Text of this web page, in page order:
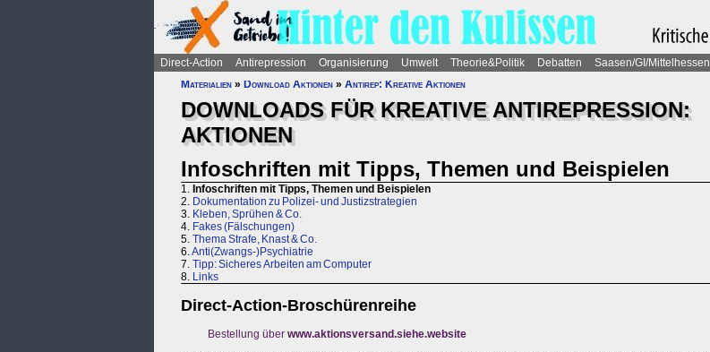
Direct-Action Antirepression Organisierung Umwelt Theorie&Politik Debatten Saasen/GI/Mittelhessen
Materialien » Download Aktionen » Antirep: Kreative Aktionen
DOWNLOADS FÜR KREATIVE ANTIREPRESSION:
AKTIONEN
Infoschriften mit Tipps, Themen und Beispielen
1. Infoschriften mit Tipps, Themen und Beispielen
2. Dokumentation zu Polizei- und Justizstrategien
3. Kleben, Sprühen & Co.
4. Fakes (Fälschungen)
5. Thema Strafe, Knast & Co.
6.Anti(Zwangs-)Psychiatrie
7. Tipp: Sicheres Arbeiten am Computer
8. Links
Direct-Action-Broschürenreihe
Bestellung über www.aktionsversand.siehe.website